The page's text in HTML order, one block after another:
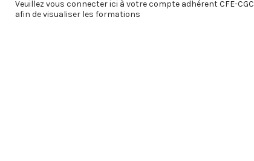
Veuillez vous connecter ici à votre compte adhérent CFE-CGC
afin de visualiser les formations